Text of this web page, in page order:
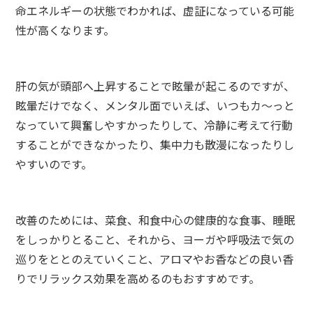
命エネルギーの状態でわかれば、虚証になっている可能
性が高くなります。
肝の気が頭部へ上昇することで眩暈が起こるのですが、
眩暈だけでなく、メンタル面でいえば、いつもカ～っと
なっていて興奮しやすかったりして、冷静に考えて行動
することができなかったり、集中力も散漫になったりし
やすいのです。
改善のためには、菜食、和食中心の健康的な食事、睡眠
をしっかりとること、それから、ヨーガや呼吸法で気の
巡りをととのえていくこと、アロマやお香などの良い香
りでリラックス効果を高めるのもおすすめです。